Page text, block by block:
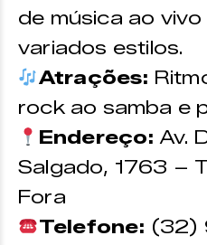
de música ao vivo
variados estilos.
Atrações:
rock ao samba e
Endereço:Av.
Salgado, 1763 –
Fora
Telefone: (32)